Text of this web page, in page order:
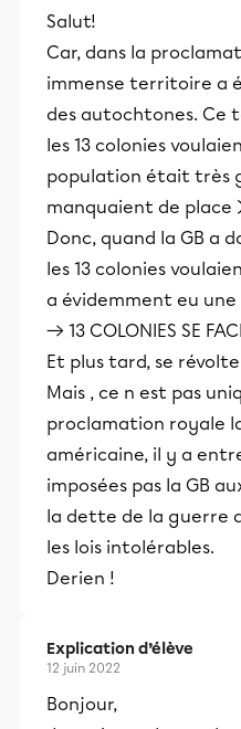
Salut!
Car, dans la
immense territoire a
des autochtones.
les 13 colonies
population était très
manquaient de place
Donc, quand la GB a
les 13 colonies
a évidemment eu
→ 13 COLONIES SE
Et plus tard, se
Mais , ce n est pas
proclamation royale
américaine, il y a
imposées pas la GB
la dette de la guerre
les lois intolérables.
Derien !
Explication d’élève
12 juin 2022
Bonjour,